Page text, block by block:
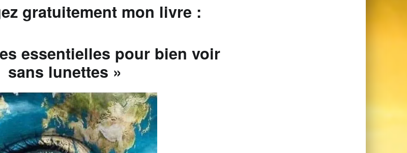
gratuitement mon livre :
essentielles pour bien voir
sans lunettes »